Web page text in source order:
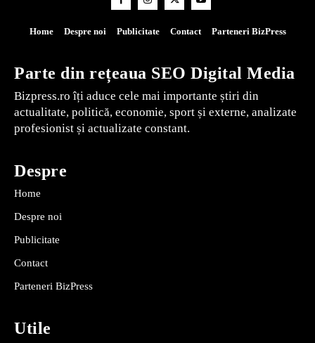
Home Despre noi Publicitate Contact Parteneri BizPress
Parte din rețeaua SEO Digital Media
Bizpress.ro îți aduce cele mai importante știri din
actualitate, politică, economie, sport și externe, analizate
profesionist și actualizate constant.
Despre
Home
Despre noi
Publicitate
Contact
Parteneri BizPress
Utile